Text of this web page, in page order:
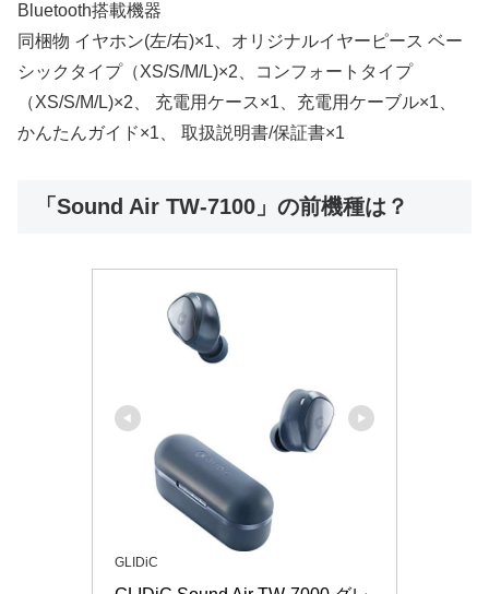
Bluetooth搭載機器
同梱物 イヤホン(左/右)×1、オリジナルイヤーピース ベー
シックタイプ（XS/S/M/L)×2、コンフォートタイプ
（XS/S/M/L)×2、 充電用ケース×1、充電用ケーブル×1、
かんたんガイド×1、 取扱説明書/保証書×1
「Sound Air TW-7100」の前機種は？
GLIDiC